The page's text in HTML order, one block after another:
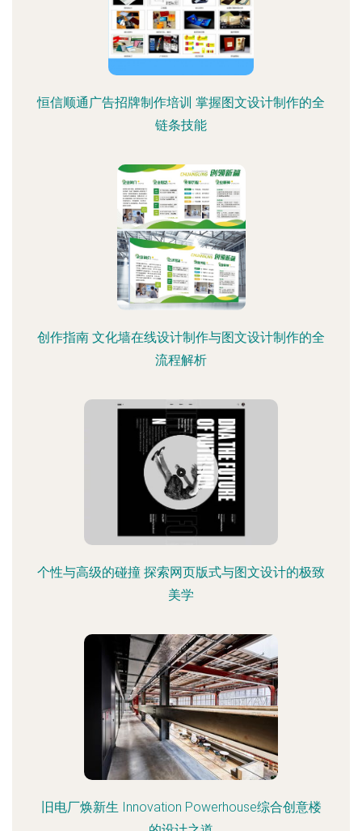
恒信顺通广告招牌制作培训 掌握图文设计制作的全
链条技能
创作指南 文化墙在线设计制作与图文设计制作的全
流程解析
个性与高级的碰撞 探索网页版式与图文设计的极致
美学
旧电厂焕新生 Innovation Powerhouse综合创意楼